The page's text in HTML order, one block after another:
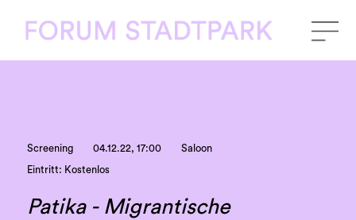
Screening 04.12.22, 17:00 Saloon
Eintritt: Kostenlos
Patika - Migrantische